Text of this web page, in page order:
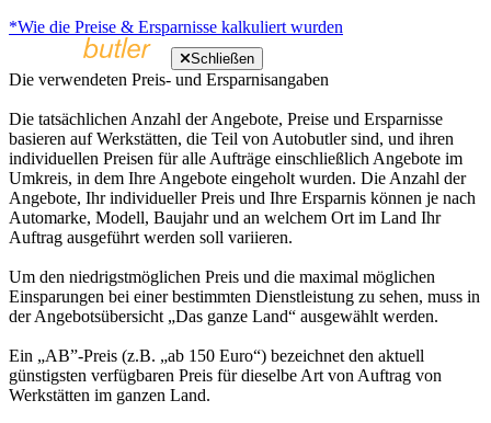
*Wie die Preise & Ersparnisse kalkuliert wurden
Schließen
Die verwendeten Preis- und Ersparnisangaben
Die tatsächlichen Anzahl der Angebote, Preise und Ersparnisse
basieren auf Werkstätten, die Teil von Autobutler sind, und ihren
individuellen Preisen für alle Aufträge einschließlich Angebote im
Umkreis, in dem Ihre Angebote eingeholt wurden. Die Anzahl der
Angebote, Ihr individueller Preis und Ihre Ersparnis können je nach
Automarke, Modell, Baujahr und an welchem Ort im Land Ihr
Auftrag ausgeführt werden soll variieren.
Um den niedrigstmöglichen Preis und die maximal möglichen
Einsparungen bei einer bestimmten Dienstleistung zu sehen, muss in
der Angebotsübersicht „Das ganze Land“ ausgewählt werden.
Ein „AB”-Preis (z.B. „ab 150 Euro“) bezeichnet den aktuell
günstigsten verfügbaren Preis für dieselbe Art von Auftrag von
Werkstätten im ganzen Land.